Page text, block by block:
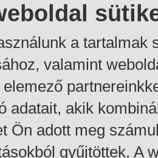
a tartalmak
valamint
adatait, akik
Ön adott meg
gyűjtöttek. A